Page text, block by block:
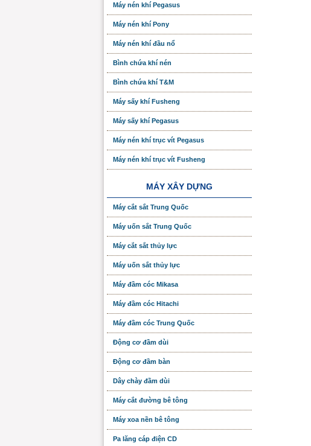
Máy nén khí Pegasus
Máy nén khí Pony
Máy nén khí đầu nổ
Bình chứa khí nén
Bình chứa khí T&M
Máy sấy khí Fusheng
Máy sấy khí Pegasus
Máy nén khí trục vít Pegasus
Máy nén khí trục vít Fusheng
MÁY XÂY DỰNG
Máy cắt sắt Trung Quốc
Máy uốn sắt Trung Quốc
Máy cắt sắt thủy lực
Máy uốn sắt thủy lực
Máy đầm cóc Mikasa
Máy đầm cóc Hitachi
Máy đầm cóc Trung Quốc
Động cơ đầm dùi
Động cơ đầm bàn
Dây chày đầm dùi
Máy cắt đường bê tông
Máy xoa nền bê tông
Pa lăng cáp điện CD